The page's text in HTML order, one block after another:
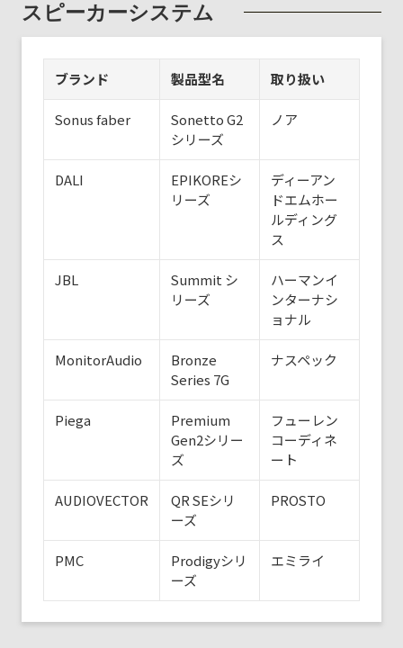
スピーカーシステム
ブランド 製品型名 取り扱い
Sonus faber
Sonetto G2
シリーズ
ノア
DALI
EPIKOREシ
リーズ
ディーアン
ドエムホー
ルディング
ス
JBL
Summit シ
リーズ
ハーマンイ
ンターナシ
ョナル
MonitorAudio
Bronze
Series 7G
ナスペック
Piega
Premium
Gen2シリー
ズ
フューレン
コーディネ
ート
AUDIOVECTOR
QR SEシリ
ーズ
PROSTO
PMC
Prodigyシリ
ーズ
エミライ